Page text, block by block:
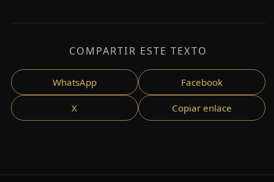
COMPARTIR ESTE TEXTO
WhatsApp Facebook
X Copiar enlace